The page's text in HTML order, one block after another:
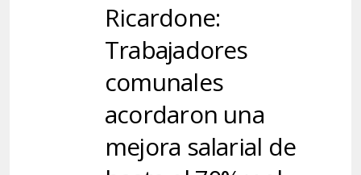
Ricardone:
Trabajadores
comunales
acordaron una
mejora salarial de